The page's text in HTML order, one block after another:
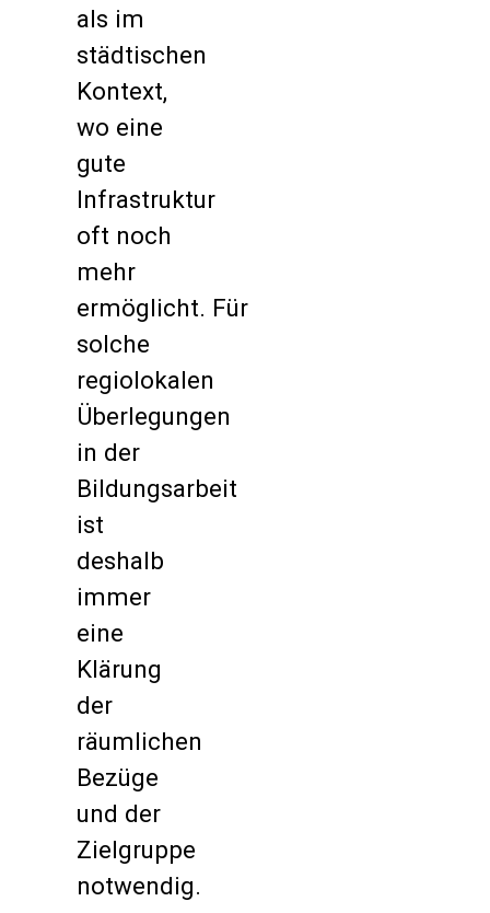
als im
städtischen
Kontext,
wo eine
gute
Infrastruktur
oft noch
mehr
ermöglicht. Für
solche
regiolokalen
Überlegungen
in der
Bildungsarbeit
ist
deshalb
immer
eine
Klärung
der
räumlichen
Bezüge
und der
Zielgruppe
notwendig.